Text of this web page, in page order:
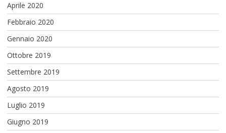
Aprile 2020
Febbraio 2020
Gennaio 2020
Ottobre 2019
Settembre 2019
Agosto 2019
Luglio 2019
Giugno 2019